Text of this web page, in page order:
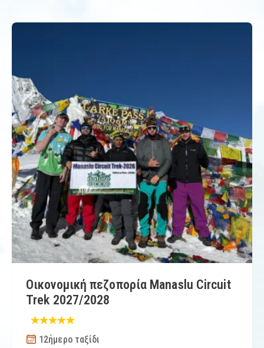
Οικονομική πεζοπορία Manaslu Circuit
Trek 2027/2028
12ήμερο ταξίδι